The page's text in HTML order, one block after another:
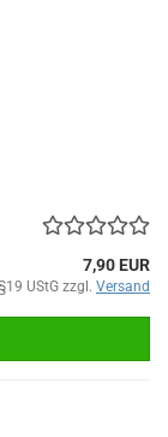
7,90 EUR
UStG zzgl. Versand